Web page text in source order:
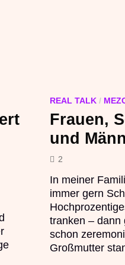
REAL TALK/
Frauen,
und
2
In meiner
immer gern
tranken – dann
schon
Großmutter